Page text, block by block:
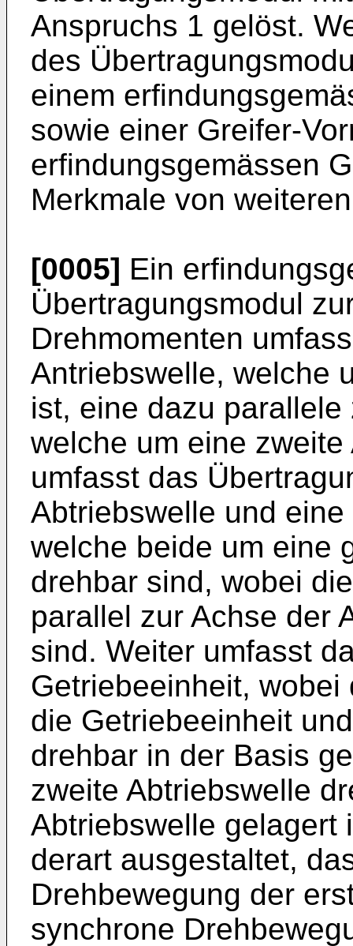
Anspruchs 1 gelöst.
des
einem
sowie einer Greifer-
erfindungsgemässen
Merkmale von
[0005] Ein
Übertragungsmodul
Drehmomenten
Antriebswelle, welche
ist, eine dazu
welche um eine
umfasst das
Abtriebswelle und
welche beide um eine
drehbar sind, wobei
parallel zur Achse der
sind. Weiter umfasst
Getriebeeinheit,
die Getriebeeinheit
drehbar in der Basis
zweite Abtriebswelle
Abtriebswelle gelagert
derart ausgestaltet,
Drehbewegung der
synchrone